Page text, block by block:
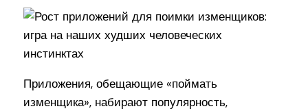
Приложения, обещающие «поймать
изменщика», набирают популярность,